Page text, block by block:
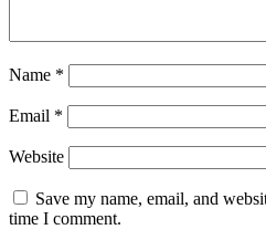
Name *
Email *
Website
Save my name, email, and
time I comment.